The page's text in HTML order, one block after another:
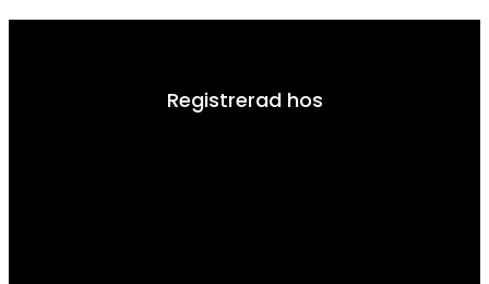
Registrerad hos